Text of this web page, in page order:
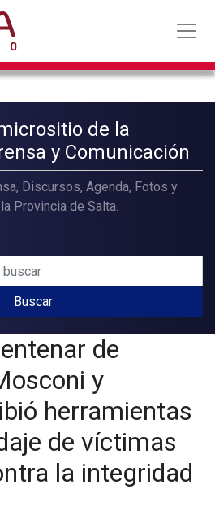
de la
y Comunicación
Discursos, Agenda, Fotos y
Provincia de Salta.
Buscar
de
y
herramientas
de víctimas
la integridad